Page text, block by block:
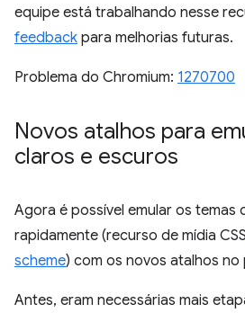
equipe está trabalhando nesse
feedback para melhorias futuras.
Problema do Chromium: 1270700
Novos atalhos para
claros e escuros
Agora é possível emular os temas
rapidamente (recurso de mídia CSS
scheme) com os novos atalhos no
Antes, eram necessárias mais